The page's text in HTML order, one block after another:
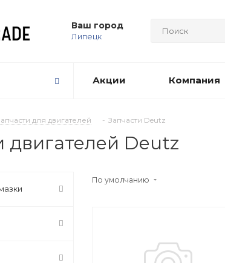
Ваш город
Липецк
Акции Компания
для двигателей - Запчасти Deutz
двигателей Deutz
По умолчанию